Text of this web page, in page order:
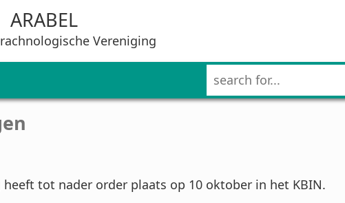
ARABEL
Vereniging
tot nader order plaats op 10 oktober in het KBIN.